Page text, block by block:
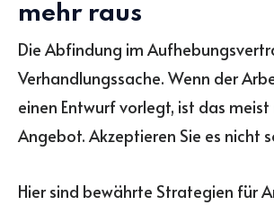
mehr raus
Die Abfindung im
Verhandlungssache. Wenn der
einen Entwurf vorlegt, ist das
Angebot. Akzeptieren Sie es nicht
Hier sind bewährte Strategien für